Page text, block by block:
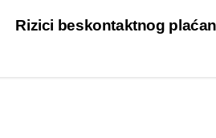
Rizici beskontaktnog